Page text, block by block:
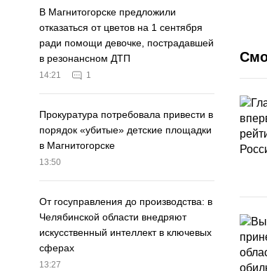
В Магнитогорске предложили
отказаться от цветов на 1 сентября
ради помощи девочке, пострадавшей
в резонансном ДТП
14:21 1
Прокуратура потребовала привести в
порядок «убитые» детские площадки
в Магнитогорске
13:50
От госуправления до производства: в
Челябинской области внедряют
искусственный интеллект в ключевых
сферах
13:27